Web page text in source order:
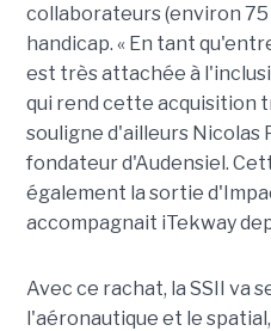
collaborateurs (environ 75
handicap. « En tant
est très attachée à
qui rend cette acquisition
souligne d'ailleurs Nicolas
fondateur d'Audensiel.
également la sortie
accompagnait iTekway
Avec ce rachat, la SSII va
l'aéronautique et le